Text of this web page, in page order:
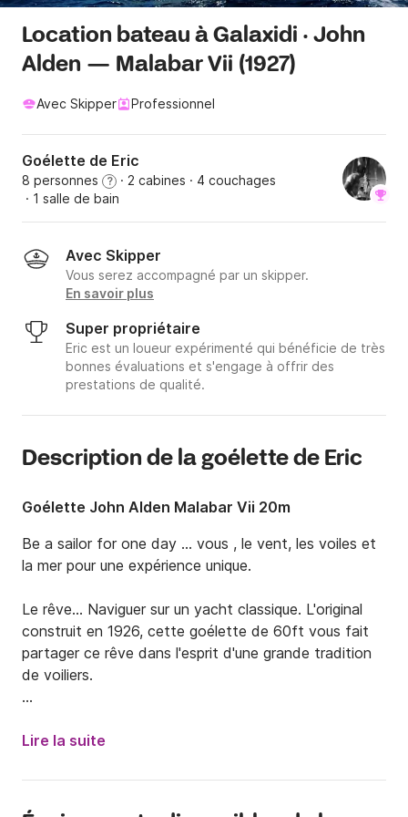
Location bateau à Galaxidi · John
Alden — Malabar Vii (1927)
Avec Skipper Professionnel
Goélette de Eric
8 personnes ? · 2 cabines · 4 couchages
· 1 salle de bain
Avec Skipper
Vous serez accompagné par un skipper.
En savoir plus
Super propriétaire
Eric est un loueur expérimenté qui bénéficie de très
bonnes évaluations et s'engage à offrir des
prestations de qualité.
Description de la goélette de Eric
Goélette John Alden Malabar Vii 20m
Be a sailor for one day ... vous , le vent, les voiles et
la mer pour une expérience unique.
Le rêve... Naviguer sur un yacht classique. L'original
construit en 1926, cette goélette de 60ft vous fait
partager ce rêve dans l'esprit d'une grande tradition
de voiliers.
des navigation à la journée, dans la baie de Delphes ,
les îles ioniennes.
Lire la suite